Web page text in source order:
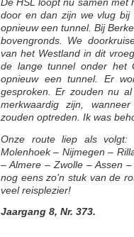
door en dan zijn we vlug bij
opnieuw een tunnel. Bij
bovengronds. We
van het Westland in dit
de lange tunnel onder het
opnieuw een tunnel. Er
gesproken. Er zouden nu
merkwaardig zijn,
zouden optreden. Ik was
Onze route liep als volgt:
Molenhoek – Nijmegen –
– Almere – Zwolle – Assen
nog eens zo’n stuk van de
veel reisplezier!
Jaargang 8, Nr. 373.